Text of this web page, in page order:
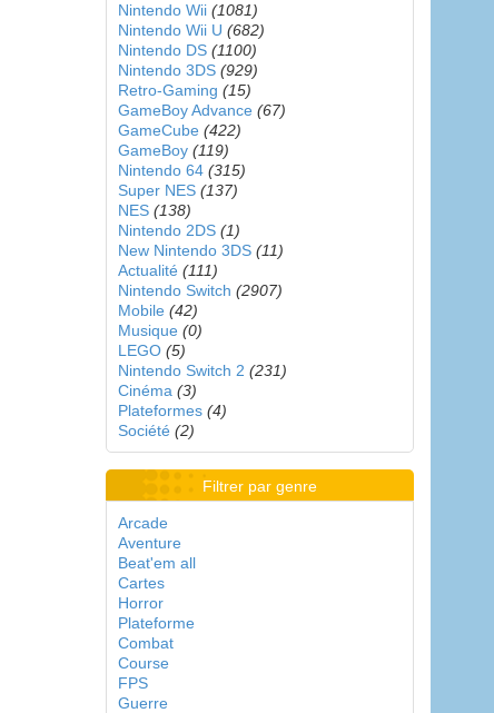
Nintendo Wii (1081)
Nintendo Wii U (682)
Nintendo DS (1100)
Nintendo 3DS (929)
Retro-Gaming (15)
GameBoy Advance (67)
GameCube (422)
GameBoy (119)
Nintendo 64 (315)
Super NES (137)
NES (138)
Nintendo 2DS (1)
New Nintendo 3DS (11)
Actualité (111)
Nintendo Switch (2907)
Mobile (42)
Musique (0)
LEGO (5)
Nintendo Switch 2 (231)
Cinéma (3)
Plateformes (4)
Société (2)
Filtrer par genre
Arcade
Aventure
Beat'em all
Cartes
Horror
Plateforme
Combat
Course
FPS
Guerre